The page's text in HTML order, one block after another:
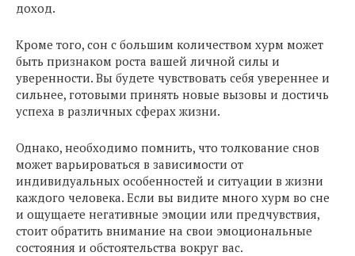
доход.
Кроме того, сон с большим количеством хурм может
быть признаком роста вашей личной силы и
уверенности. Вы будете чувствовать себя увереннее и
сильнее, готовыми принять новые вызовы и достичь
успеха в различных сферах жизни.
Однако, необходимо помнить, что толкование снов
может варьироваться в зависимости от
индивидуальных особенностей и ситуации в жизни
каждого человека. Если вы видите много хурм во сне
и ощущаете негативные эмоции или предчувствия,
стоит обратить внимание на свои эмоциональные
состояния и обстоятельства вокруг вас.